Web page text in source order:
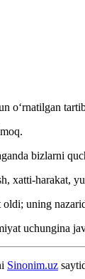
oʻrnatilgan
bizlarni
xatti-harakat,
uning
uchungina
Sinonim.uz